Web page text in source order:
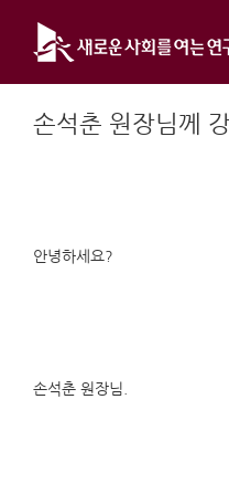
content
손석춘 원장님께
안녕하세요?
손석춘 원장님.